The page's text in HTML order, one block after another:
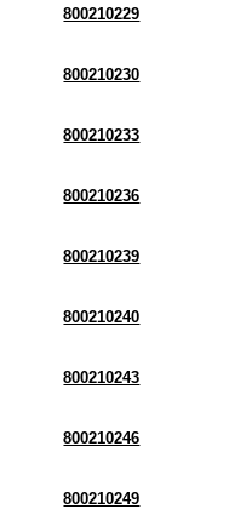
800210229
800210230
800210233
800210236
800210239
800210240
800210243
800210246
800210249